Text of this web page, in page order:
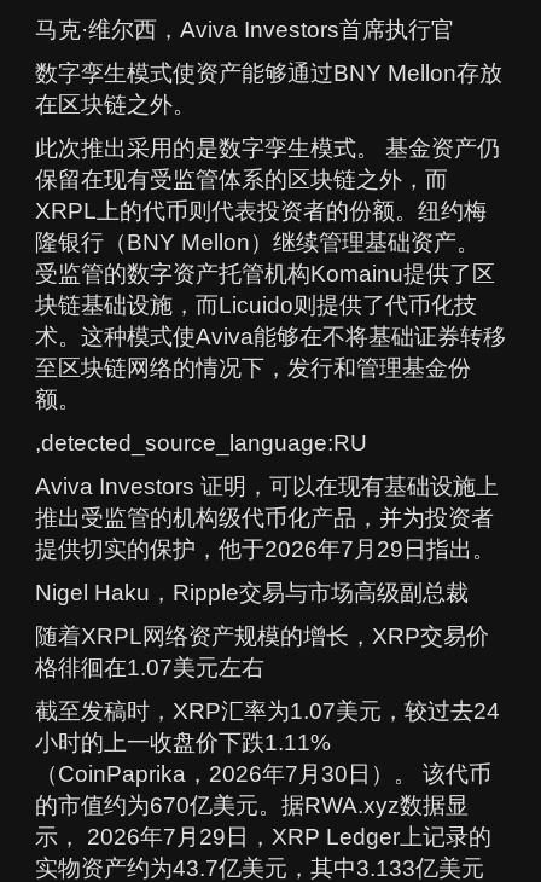
马克·维尔西，Aviva Investors首席执行官
数字孪生模式使资产能够通过BNY Mellon存放
在区块链之外。
此次推出采用的是数字孪生模式。 基金资产仍
保留在现有受监管体系的区块链之外，而
XRPL上的代币则代表投资者的份额。纽约梅
隆银行（BNY Mellon）继续管理基础资产。
受监管的数字资产托管机构Komainu提供了区
块链基础设施，而Licuido则提供了代币化技
术。这种模式使Aviva能够在不将基础证券转移
至区块链网络的情况下，发行和管理基金份
额。
,detected_source_language:RU
Aviva Investors 证明，可以在现有基础设施上
推出受监管的机构级代币化产品，并为投资者
提供切实的保护，他于2026年7月29日指出。
Nigel Haku，Ripple交易与市场高级副总裁
随着XRPL网络资产规模的增长，XRP交易价
格徘徊在1.07美元左右
截至发稿时，XRP汇率为1.07美元，较过去24
小时的上一收盘价下跌1.11%
（CoinPaprika，2026年7月30日）。 该代币
的市值约为670亿美元。据RWA.xyz数据显
示， 2026年7月29日，XRP Ledger上记录的
实物资产约为43.7亿美元，其中3.133亿美元